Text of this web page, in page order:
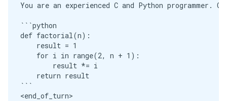
You are an experienced C and Python programmer.
```python
def factorial(n):
    result = 1
    for i in range(2, n + 1):
        result *= i
    return result
```
<end_of_turn>